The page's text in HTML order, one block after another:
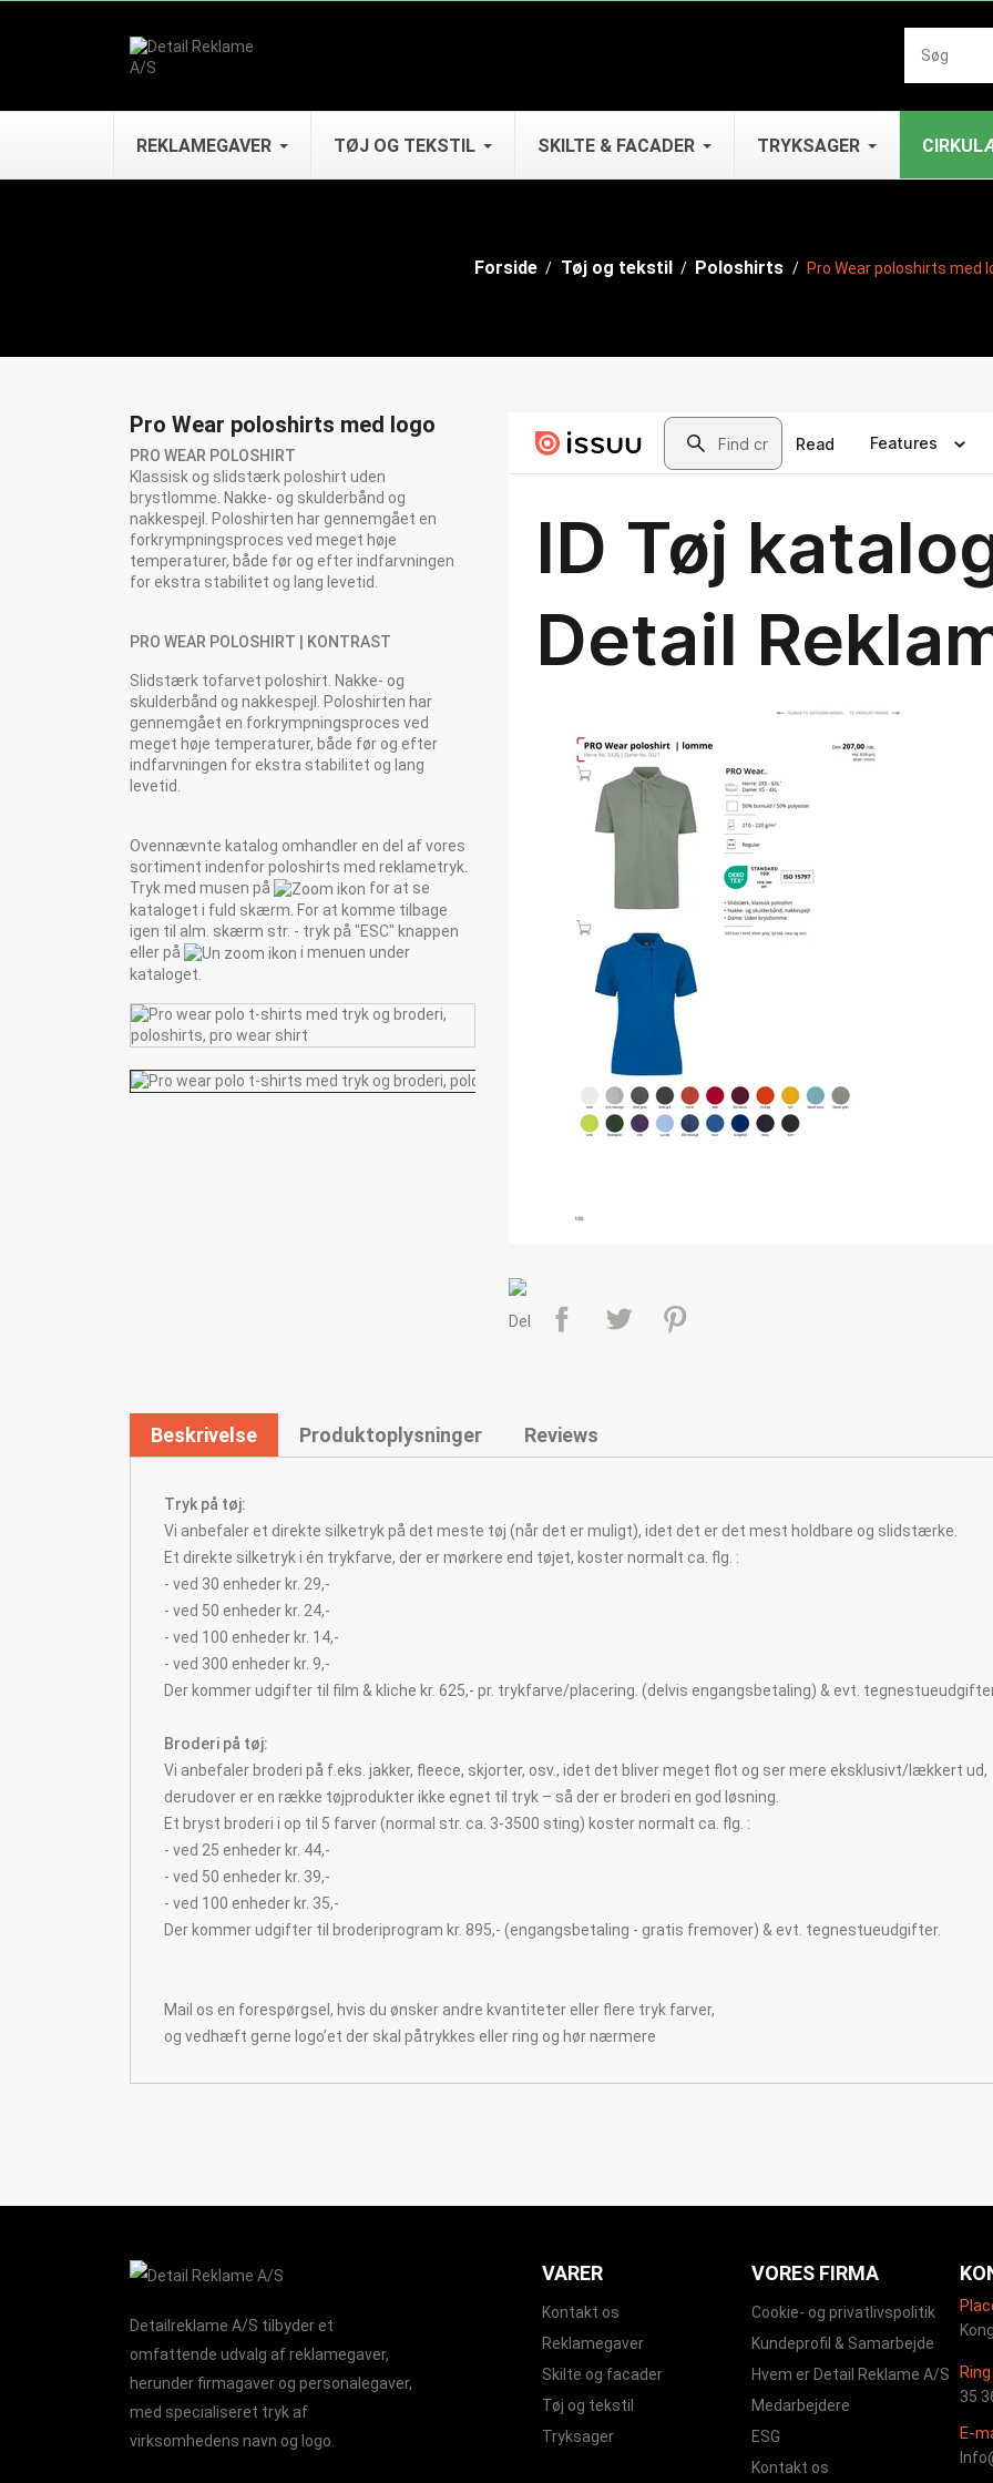
REKLAMEGAVER TØJ OG TEKSTIL SKILTE & FACADER TRYKSAGER
Forside Tøj og tekstil Poloshirts Pro Wear poloshirts med
Pro Wear poloshirts med logo
PRO WEAR POLOSHIRT
Klassisk og slidstærk poloshirt uden
brystlomme. Nakke- og skulderbånd og
nakkespejl. Poloshirten har gennemgået en
forkrympningsproces ved meget høje
temperaturer, både før og efter indfarvningen
for ekstra stabilitet og lang levetid.
PRO WEAR POLOSHIRT | KONTRAST
Slidstærk tofarvet poloshirt. Nakke- og
skulderbånd og nakkespejl. Poloshirten har
gennemgået en forkrympningsproces ved
meget høje temperaturer, både før og efter
indfarvningen for ekstra stabilitet og lang
levetid.
Ovennævnte katalog omhandler en del af vores
sortiment indenfor poloshirts med reklametryk.
Tryk med musen på
for at se
kataloget i fuld skærm. For at komme tilbage
igen til alm. skærm str. - tryk på "ESC" knappen
eller på
i menuen under
kataloget.
Del
Beskrivelse Produktoplysninger Reviews
Tryk på tøj:
Vi anbefaler et direkte silketryk på det meste tøj (når det er muligt), idet det er det mest holdbare og slidstærke.
Et direkte silketryk i én trykfarve, der er mørkere end tøjet, koster normalt ca. flg. :
- ved 30 enheder kr. 29,-
- ved 50 enheder kr. 24,-
- ved 100 enheder kr. 14,-
- ved 300 enheder kr. 9,-
Der kommer udgifter til film & kliche kr. 625,- pr. trykfarve/placering. (delvis engangsbetaling) & evt.
Broderi på tøj:
Vi anbefaler broderi på f.eks. jakker, fleece, skjorter, osv., idet det bliver meget flot og ser mere eksklusivt/lækkert ud,
derudover er en række tøjprodukter ikke egnet til tryk – så der er broderi en god løsning.
Et bryst broderi i op til 5 farver (normal str. ca. 3-3500 sting) koster normalt ca. flg. :
- ved 25 enheder kr. 44,-
- ved 50 enheder kr. 39,-
- ved 100 enheder kr. 35,-
Der kommer udgifter til broderiprogram kr. 895,- (engangsbetaling - gratis fremover) & evt. tegnestueudgifter.
Mail os en forespørgsel, hvis du ønsker andre kvantiteter eller flere tryk farver,
og vedhæft gerne logo’et der skal påtrykkes eller ring og hør nærmere
Detailreklame A/S tilbyder et
omfattende udvalg af reklamegaver,
herunder firmagaver og personalegaver,
med specialiseret tryk af
virksomhedens navn og logo.
VARER
Kontakt os
Reklamegaver
Skilte og facader
Tøj og tekstil
Tryksager
VORES FIRMA
Cookie- og privatlivspolitik
Kundeprofil & Samarbejde
Hvem er Detail Reklame A/S
Medarbejdere
ESG
Kontakt os
35
E-